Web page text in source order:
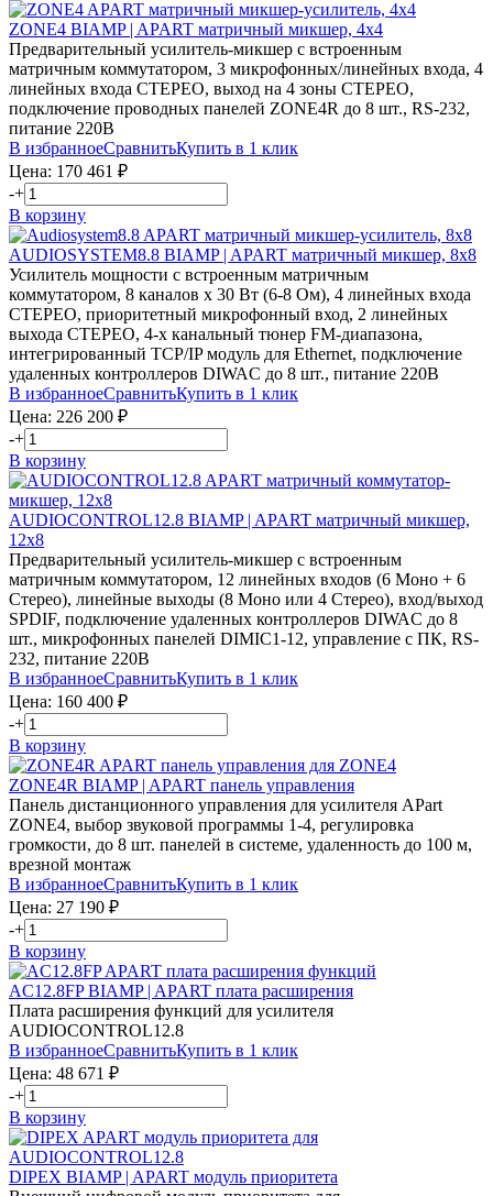
ZONE4 BIAMP | APART матричный микшер, 4х4
Предварительный усилитель-микшер с встроенным
матричным коммутатором, 3 микрофонных/линейных входа, 4
линейных входа СТЕРЕО, выход на 4 зоны СТЕРЕО,
подключение проводных панелей ZONE4R до 8 шт., RS-232,
питание 220В
В избранноеСравнитьКупить в 1 клик
Цена: 170 461 ₽
-+
В корзину
AUDIOSYSTEM8.8 BIAMP | APART матричный микшер, 8х8
Усилитель мощности с встроенным матричным
коммутатором, 8 каналов х 30 Вт (6-8 Ом), 4 линейных входа
СТЕРЕО, приоритетный микрофонный вход, 2 линейных
выхода СТЕРЕО, 4-х канальный тюнер FM-диапазона,
интегрированный TCP/IP модуль для Ethernet, подключение
удаленных контроллеров DIWAC до 8 шт., питание 220В
В избранноеСравнитьКупить в 1 клик
Цена: 226 200 ₽
-+
В корзину
AUDIOCONTROL12.8 BIAMP | APART матричный микшер,
12х8
Предварительный усилитель-микшер с встроенным
матричным коммутатором, 12 линейных входов (6 Моно + 6
Стерео), линейные выходы (8 Моно или 4 Стерео), вход/выход
SPDIF, подключение удаленных контроллеров DIWAC до 8
шт., микрофонных панелей DIMIC1-12, управление с ПК, RS-
232, питание 220В
В избранноеСравнитьКупить в 1 клик
Цена: 160 400 ₽
-+
В корзину
ZONE4R BIAMP | APART панель управления
Панель дистанционного управления для усилителя APart
ZONE4, выбор звуковой программы 1-4, регулировка
громкости, до 8 шт. панелей в системе, удаленность до 100 м,
врезной монтаж
В избранноеСравнитьКупить в 1 клик
Цена: 27 190 ₽
-+
В корзину
AC12.8FPBIAMP | APART плата расширения
Плата расширения функций для усилителя
AUDIOCONTROL12.8
В избранноеСравнитьКупить в 1 клик
Цена: 48 671 ₽
-+
В корзину
DIPEX BIAMP | APART модуль приоритета